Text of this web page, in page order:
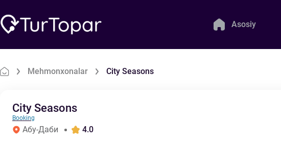
Asosiy
Mehmonxonalar City Seasons
City Seasons
Booking
Абу-Даби 4.0